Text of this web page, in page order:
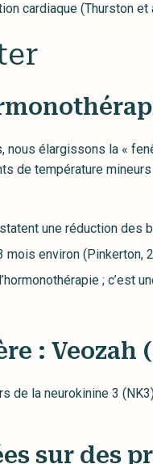
cardiaque (Thurston et
élargissons la «
de température
une réduction des
environ (Pinkerton,
;
: Veozah
de la neurokinine 3
sur des